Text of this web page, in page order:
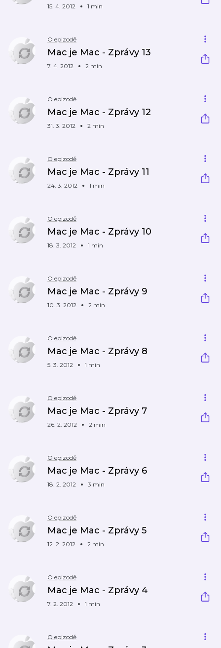
15. 4. 2012 1 min
O epizodě
Mac je Mac - Zprávy 13
7. 4. 2012 2 min
O epizodě
Mac je Mac - Zprávy 12
31. 3. 2012 2 min
O epizodě
Mac je Mac - Zprávy 11
24. 3. 2012 1 min
O epizodě
Mac je Mac - Zprávy 10
18. 3. 2012 1 min
O epizodě
Mac je Mac - Zprávy 9
10. 3. 2012 2 min
O epizodě
Mac je Mac - Zprávy 8
5. 3. 2012 1 min
O epizodě
Mac je Mac - Zprávy 7
26. 2. 2012 2 min
O epizodě
Mac je Mac - Zprávy 6
18. 2. 2012 3 min
O epizodě
Mac je Mac - Zprávy 5
12. 2. 2012 2 min
O epizodě
Mac je Mac - Zprávy 4
7. 2. 2012 1 min
O epizodě